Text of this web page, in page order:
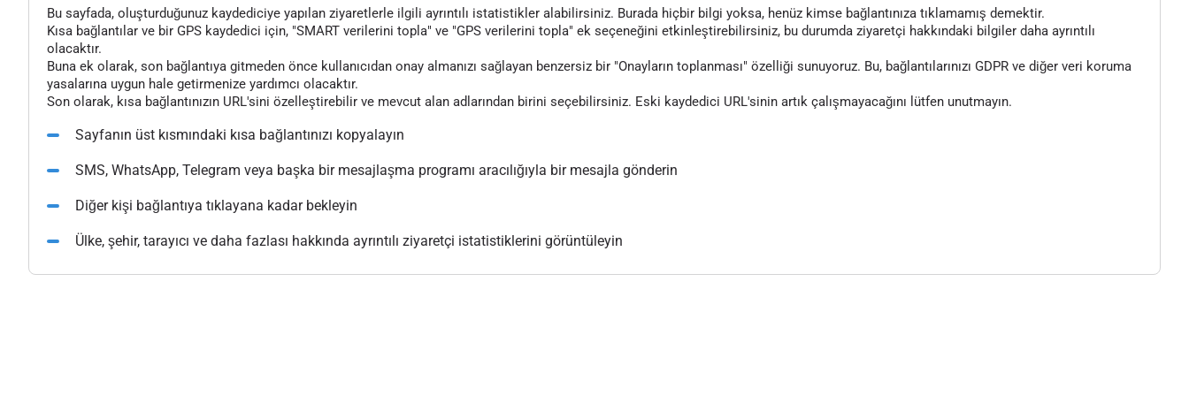
Bu sayfada, oluşturduğunuz kaydediciye yapılan ziyaretlerle ilgili ayrıntılı istatistikler alabilirsiniz. Burada hiçbir bilgi yoksa, henüz kimse bağlantınıza tıklamamış demektir.
Kısa bağlantılar ve bir GPS kaydedici için, "SMART verilerini topla" ve "GPS verilerini topla" ek seçeneğini etkinleştirebilirsiniz, bu durumda ziyaretçi hakkındaki bilgiler daha ayrıntılı
olacaktır.
Buna ek olarak, son bağlantıya gitmeden önce kullanıcıdan onay almanızı sağlayan benzersiz bir "Onayların toplanması" özelliği sunuyoruz. Bu, bağlantılarınızı GDPR ve diğer veri koruma
yasalarına uygun hale getirmenize yardımcı olacaktır.
Son olarak, kısa bağlantınızın URL'sini özelleştirebilir ve mevcut alan adlarından birini seçebilirsiniz. Eski kaydedici URL'sinin artık çalışmayacağını lütfen unutmayın.
Sayfanın üst kısmındaki kısa bağlantınızı kopyalayın
SMS, WhatsApp, Telegram veya başka bir mesajlaşma programı aracılığıyla bir mesajla gönderin
Diğer kişi bağlantıya tıklayana kadar bekleyin
Ülke, şehir, tarayıcı ve daha fazlası hakkında ayrıntılı ziyaretçi istatistiklerini görüntüleyin